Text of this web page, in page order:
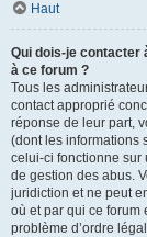
Haut
Qui dois-je contacter
à ce forum ?
Tous les
contact approprié
réponse de leur part,
(dont les informations
celui-ci fonctionne sur
de gestion des abus.
juridiction et ne peut
où et par qui ce forum
problème d’ordre